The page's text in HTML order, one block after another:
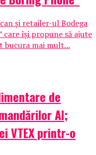
și retailer-ul Bodega
care își propune să ajute
bucura mai mult...
de
AI;
VTEX printr-o